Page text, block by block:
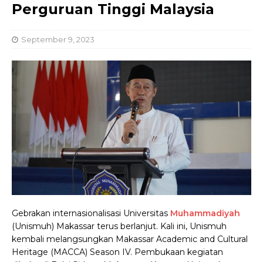
Perguruan Tinggi Malaysia
September 9, 2023
Gebrakan internasionalisasi Universitas Muhammadiyah
(Unismuh) Makassar terus berlanjut. Kali ini, Unismuh
kembali melangsungkan Makassar Academic and Cultural
Heritage (MACCA) Season IV. Pembukaan kegiatan